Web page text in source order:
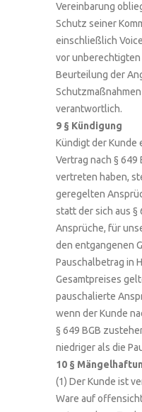
Vereinbarung
Schutz seiner
einschließlich
vor
Beurteilung der
verantwortlich.
9 § Kündigung
Kündigt der Kunde
Vertrag nach § 649
vertreten haben,
geregelten
statt der sich aus §
Ansprüche, für
den entgangenen
Pauschalbetrag in
Gesamtpreises
pauschalierte
wenn der Kunde
§ 649 BGB
niedriger als die
10 §
(1) Der Kunde ist
Ware auf